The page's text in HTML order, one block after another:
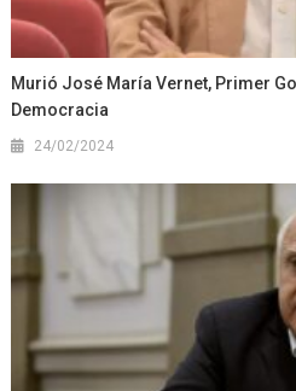
Murió José María Vernet, Primer
Democracia
24/02/2024